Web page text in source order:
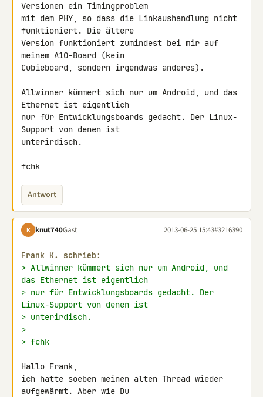
Versionen ein Timingproblem
mit dem PHY, so dass die Linkaushandlung nicht
funktioniert. Die ältere
Version funktioniert zumindest bei mir auf
meinem A10-Board (kein
Cubieboard, sondern irgendwas anderes).
Allwinner kümmert sich nur um Android, und das
Ethernet ist eigentlich
nur für Entwicklungsboards gedacht. Der Linux-
Support von denen ist
unterirdisch.
fchk
Antwort
K knut740Gast 2013-06-25 15:43#3216390
Frank K. schrieb:
> Allwinner kümmert sich nur um Android, und
das Ethernet ist eigentlich
> nur für Entwicklungsboards gedacht. Der
Linux-Support von denen ist
> unterirdisch.
>
> fchk
Hallo Frank,
ich hatte soeben meinen alten Thread wieder
aufgewärmt. Aber wie Du